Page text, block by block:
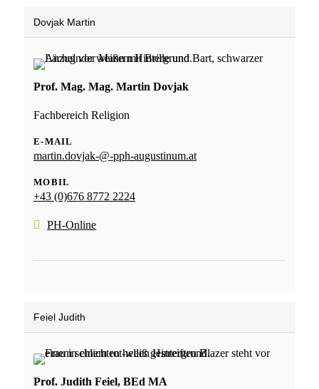
Dovjak Martin
Prof. Mag. Mag. Martin Dovjak
Fachbereich Religion
E-MAIL
martin.dovjak-@-pph-augustinum.at
MOBIL
+43 (0)676 8772 2224
PH-Online
Feiel Judith
Prof. Judith Feiel, BEd MA